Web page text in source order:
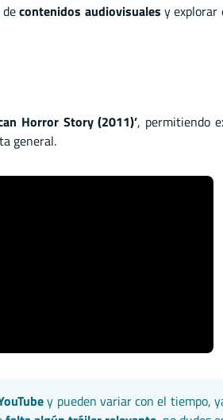
decontenidos audiovisuales y explorar
Horror Story (2011)’, permitiendo
general.
y pueden variar con el tiempo,